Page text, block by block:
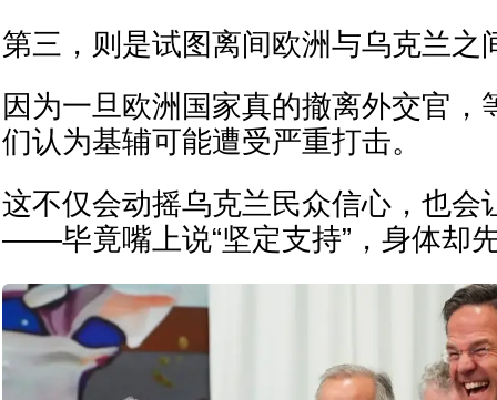
第三，则是试图离间欧洲与乌克兰之
因为一旦欧洲国家真的撤离外交官，
们认为基辅可能遭受严重打击。
这不仅会动摇乌克兰民众信心，也会
——毕竟嘴上说“坚定支持”，身体却